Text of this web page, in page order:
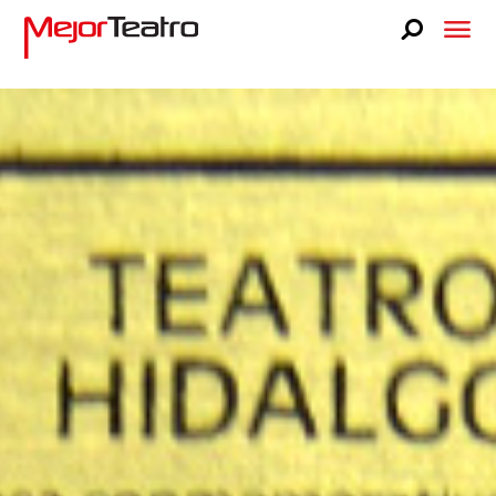
FAQS
NOSOTROS
PRENSA
TEATRO LIBANÉS
CONTACTO
VENTA A GRUPOS
BUSCA TUS BOLETOS
BUSCA TUS BOLETOS